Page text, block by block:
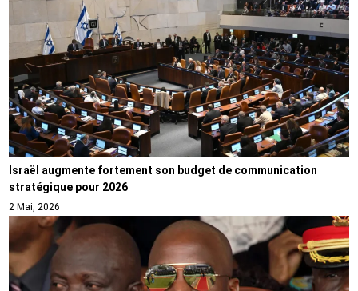
Israël augmente fortement son budget de communication
stratégique pour 2026
2 Mai, 2026